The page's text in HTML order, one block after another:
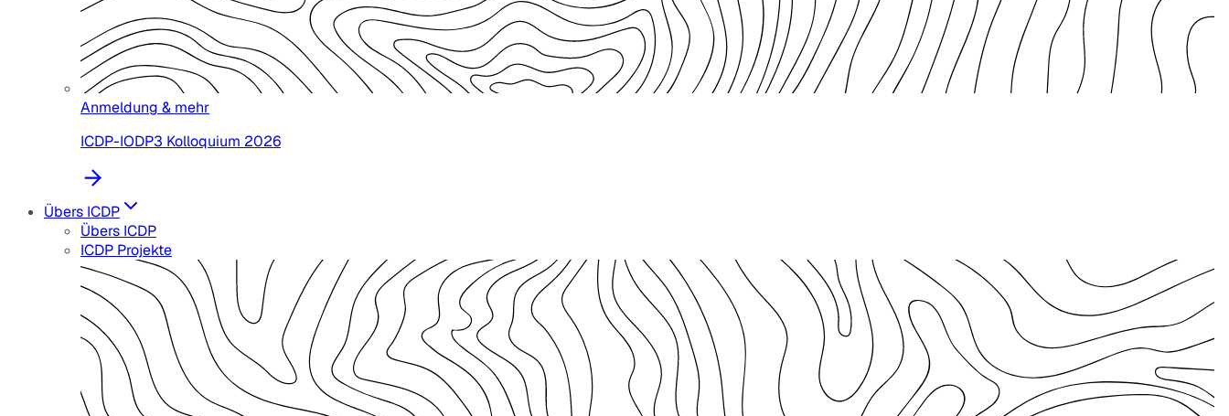
Anmeldung & mehr
ICDP-IODP3 Kolloquium 2026
Übers ICDP
Übers ICDP
ICDP Projekte